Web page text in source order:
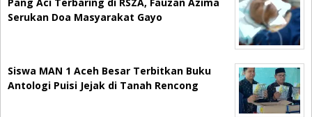
Serukan Doa Masyarakat Gayo
Siswa MAN 1 Aceh Besar Terbitkan Buku
Antologi Puisi Jejak di Tanah Rencong